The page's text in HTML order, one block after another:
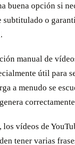
buena opción si
subtitulado o
manual de
útil para
a menudo se
los vídeos de
tener varias